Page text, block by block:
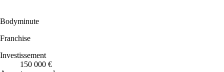
Bodyminute
Franchise
Investissement
150 000 €